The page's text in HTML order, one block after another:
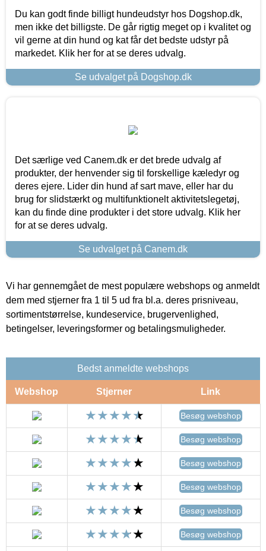
Du kan godt finde billigt hundeudstyr hos Dogshop.dk,
men ikke det billigste. De går rigtig meget op i kvalitet og
vil gerne at din hund og kat får det bedste udstyr på
markedet. Klik her for at se deres udvalg.
Se udvalget på Dogshop.dk
Det særlige ved Canem.dk er det brede udvalg af
produkter, der henvender sig til forskellige kæledyr og
deres ejere. Lider din hund af sart mave, eller har du
brug for slidstærkt og multifunktionelt aktivitetslegetøj,
kan du finde dine produkter i det store udvalg. Klik her
for at se deres udvalg.
Se udvalget på Canem.dk
Vi har gennemgået de mest populære webshops og anmeldt
dem med stjerner fra 1 til 5 ud fra bl.a. deres prisniveau,
sortimentstørrelse, kundeservice, brugervenlighed,
betingelser, leveringsformer og betalingsmuligheder.
Bedst anmeldte webshops
Webshop Stjerner Link
Besøg webshop
Besøg webshop
Besøg webshop
Besøg webshop
Besøg webshop
Besøg webshop